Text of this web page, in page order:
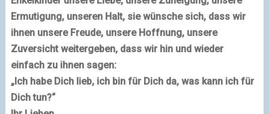
Ermutigung, unseren Halt, sie wünsche sich, dass wir
ihnen unsere Freude, unsere Hoffnung, unsere
Zuversicht weitergeben, dass wir hin und wieder
einfach zu ihnen sagen:
„Ich habe Dich lieb, ich bin für Dich da, was kann ich für
Dich tun?“